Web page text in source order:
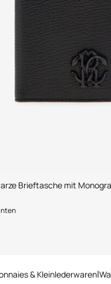
Brieftasche mit
& Kleinlederwaren